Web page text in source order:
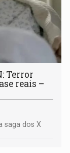
Terror
reais –
saga dos X